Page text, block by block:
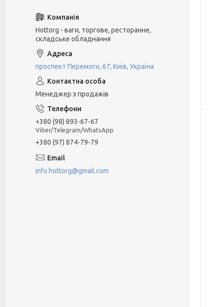
Hottorg - ваги, торгове, ресторанне,
складське обладнання
проспект Перемоги, 67, Київ, Україна
Менеджер з продажів
+380 (98) 893-67-67
Viber/Telegram/WhatsApp
+380 (97) 874-79-79
info.hottorg@gmail.com